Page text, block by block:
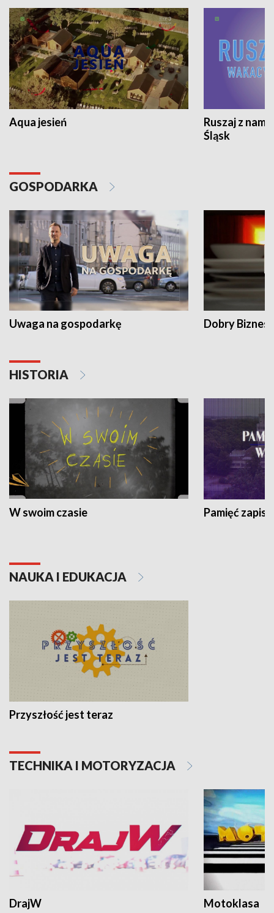
Aqua jesień
Ruszaj z
Śląsk
GOSPODARKA
Uwaga na gospodarkę Dobry Biznes
HISTORIA
W swoim czasie Pamięć
NAUKA I EDUKACJA
Przyszłość jest teraz
TECHNIKA I MOTORYZACJA
DrajW Motoklasa